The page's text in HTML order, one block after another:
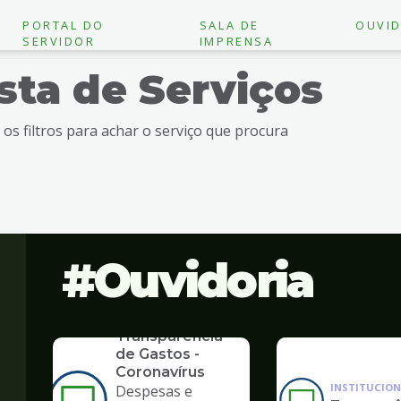
PORTAL DO
SERVIDOR
SALA DE
IMPRENSA
de Serviços
os filtros para achar o serviço que procura
Ouvidoria
Transparência
de Gastos -
Coronavírus
Despesas e